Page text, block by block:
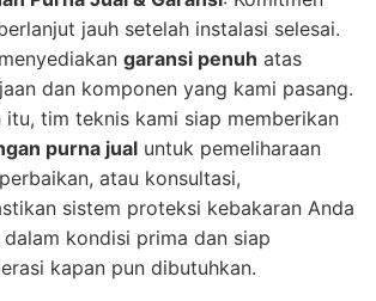
jauh setelah instalasi selesai.
garansi penuh atas
dan komponen yang kami pasang.
itu, tim teknis kami siap memberikan
purna jualuntuk pemeliharaan
atau konsultasi,
sistem proteksi kebakaran Anda
dalam kondisi prima dan siap
kapan pun dibutuhkan.